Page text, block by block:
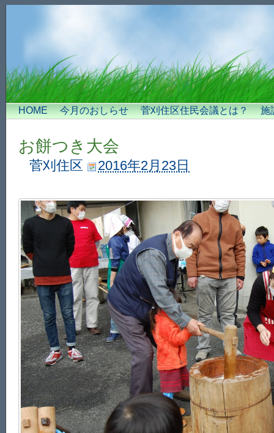
HOME 今月のおしらせ 菅刈住区住民会議とは？ 施
お餅つき大会
菅刈住区 2016年2月23日